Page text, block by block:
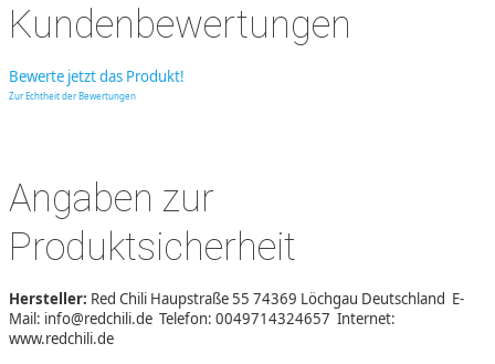
Kundenbewertungen
Bewerte jetzt das Produkt!
Zur Echtheit der Bewertungen
Angaben zur
Produktsicherheit
Hersteller: Red Chili Haupstraße 55 74369 Löchgau Deutschland E-
Mail: info@redchili.de Telefon: 0049714324657 Internet:
www.redchili.de